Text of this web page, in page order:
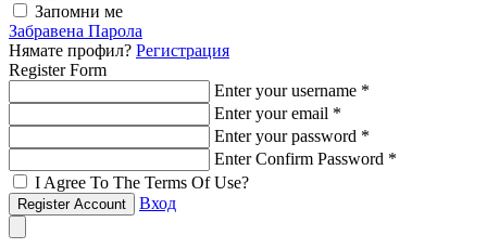
Запомни ме
Забравена Парола
Нямате профил? Регистрация
Register Form
Enter your username *
Enter your email *
Enter your password *
Enter Confirm Password *
I Agree To The Terms Of Use?
Register Account Вход